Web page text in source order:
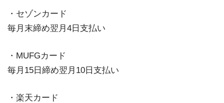
・セゾンカード
毎月末締め翌月4日支払い
・MUFGカード
毎月15日締め翌月10日支払い
・楽天カード